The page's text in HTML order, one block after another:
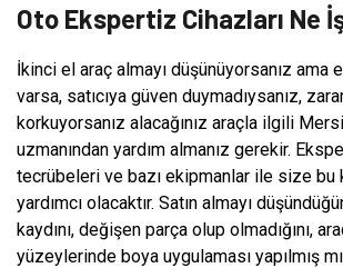
Oto Ekspertiz Cihazları Ne
İkinci el araç almayı düşünüyorsanız ama
varsa, satıcıya güven duymadıysanız,
korkuyorsanız alacağınız araçla ilgili
uzmanından yardım almanız gerekir.
tecrübeleri ve bazı ekipmanlar ile size bu
yardımcı olacaktır. Satın almayı
kaydını, değişen parça olup olmadığını,
yüzeylerinde boya uygulaması yapılmış